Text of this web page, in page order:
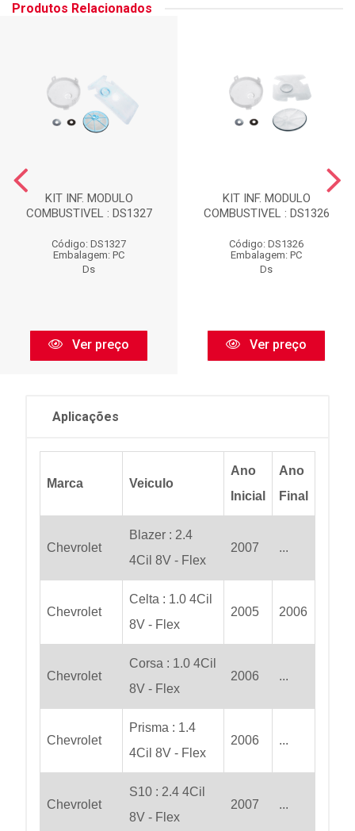
Produtos Relacionados
KIT INF. MODULO
COMBUSTIVEL : DS1327
Código: DS1327
Embalagem: PC
Ds
Ver preço
KIT INF. MODULO
COMBUSTIVEL : DS1326
Código: DS1326
Embalagem: PC
Ds
Ver preço
Aplicações
Marca Veiculo
Ano
Inicial
Ano
Final
Chevrolet
Blazer : 2.4
4Cil 8V - Flex
2007 ...
Chevrolet
Celta : 1.0 4Cil
8V - Flex
2005 2006
Chevrolet
Corsa : 1.0 4Cil
8V - Flex
2006 ...
Chevrolet
Prisma : 1.4
4Cil 8V - Flex
2006 ...
Chevrolet
S10 : 2.4 4Cil
8V - Flex
2007 ...